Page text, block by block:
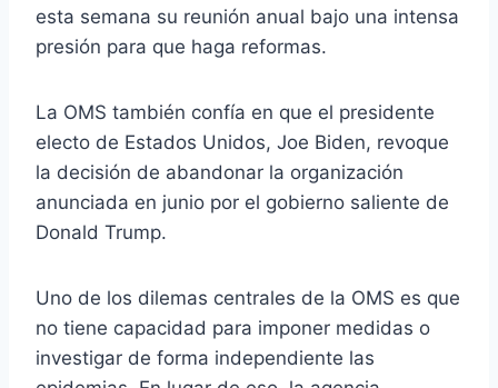
esta semana su reunión anual bajo una intensa
presión para que haga reformas.
La OMS también confía en que el presidente
electo de Estados Unidos, Joe Biden, revoque
la decisión de abandonar la organización
anunciada en junio por el gobierno saliente de
Donald Trump.
Uno de los dilemas centrales de la OMS es que
no tiene capacidad para imponer medidas o
investigar de forma independiente las